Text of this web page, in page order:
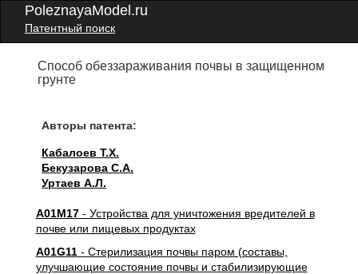
PoleznayaModel.ru
Патентный поиск
Способ обеззараживания почвы в защищенном
грунте
Авторы патента:
Кабалоев Т.Х.
Бекузарова С.А.
Уртаев А.Л.
A01M17- Устройства для уничтожения вредителей в
почве или пищевых продуктах
A01G11- Стерилизация почвы паром (составы,
улучшающие состояние почвы и стабилизирующие